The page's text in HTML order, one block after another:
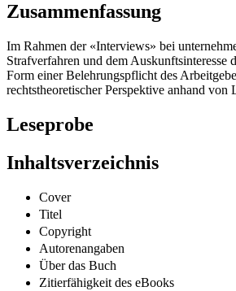
Zusammenfassung
Im Rahmen der «Interviews» bei
Strafverfahren und dem Auskunftsinteresse
Form einer Belehrungspflicht des
rechtstheoretischer Perspektive anhand
Leseprobe
Inhaltsverzeichnis
Cover
Titel
Copyright
Autorenangaben
Über das Buch
Zitierfähigkeit des eBooks